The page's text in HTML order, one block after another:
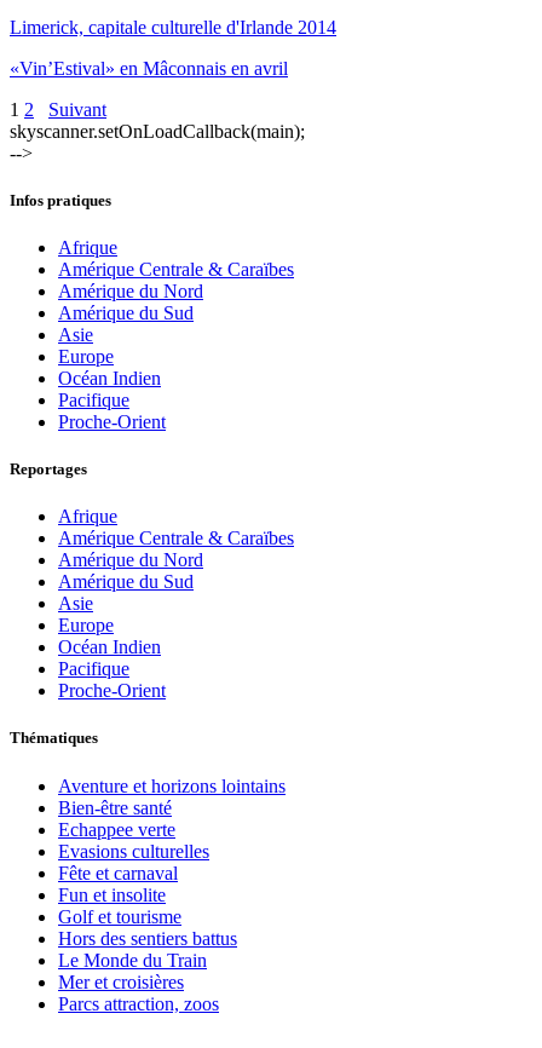
Limerick, capitale culturelle d'Irlande 2014
«Vin’Estival» en Mâconnais en avril
1 2
Suivant
skyscanner.setOnLoadCallback(main);
-->
Infos pratiques
Afrique
Amérique Centrale & Caraïbes
Amérique du Nord
Amérique du Sud
Asie
Europe
Océan Indien
Pacifique
Proche-Orient
Reportages
Afrique
Amérique Centrale & Caraïbes
Amérique du Nord
Amérique du Sud
Asie
Europe
Océan Indien
Pacifique
Proche-Orient
Thématiques
Aventure et horizons lointains
Bien-être santé
Echappee verte
Evasions culturelles
Fête et carnaval
Fun et insolite
Golf et tourisme
Hors des sentiers battus
Le Monde du Train
Mer et croisières
Parcs attraction, zoos